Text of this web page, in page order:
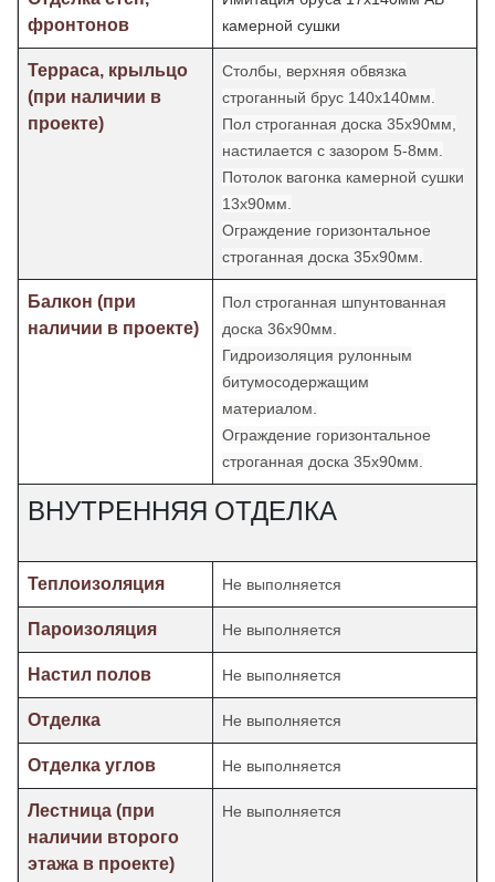
фронтонов
камерной сушки
Терраса, крыльцо
(при наличии в
проекте)
Столбы, верхняя обвязка
строганный брус 140х140мм.
Пол строганная доска 35х90мм,
настилается с зазором 5-8мм.
Потолок вагонка камерной сушки
13х90мм.
Ограждение горизонтальное
строганная доска 35х90мм.
Балкон (при
наличии в проекте)
Пол строганная шпунтованная
доска 36х90мм.
Гидроизоляция рулонным
битумосодержащим
материалом.
Ограждение горизонтальное
строганная доска 35х90мм.
ВНУТРЕННЯЯ ОТДЕЛКА
Теплоизоляция Не выполняется
Пароизоляция Не выполняется
Настил полов Не выполняется
Отделка Не выполняется
Отделка углов Не выполняется
Лестница (при
наличии второго
этажа в проекте)
Не выполняется